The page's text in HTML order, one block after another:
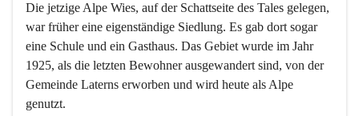
Die jetzige Alpe Wies, auf der Schattseite des Tales gelegen,
war früher eine eigenständige Siedlung. Es gab dort sogar
eine Schule und ein Gasthaus. Das Gebiet wurde im Jahr
1925, als die letzten Bewohner ausgewandert sind, von der
Gemeinde Laterns erworben und wird heute als Alpe
genutzt.